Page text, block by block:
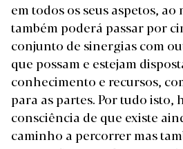
em todos os seus aspetos, ao
também poderá passar por
conjunto de sinergias com
que possam e estejam
conhecimento e recursos,
para as partes. Por tudo isto,
consciência de que existe
caminho a percorrer mas